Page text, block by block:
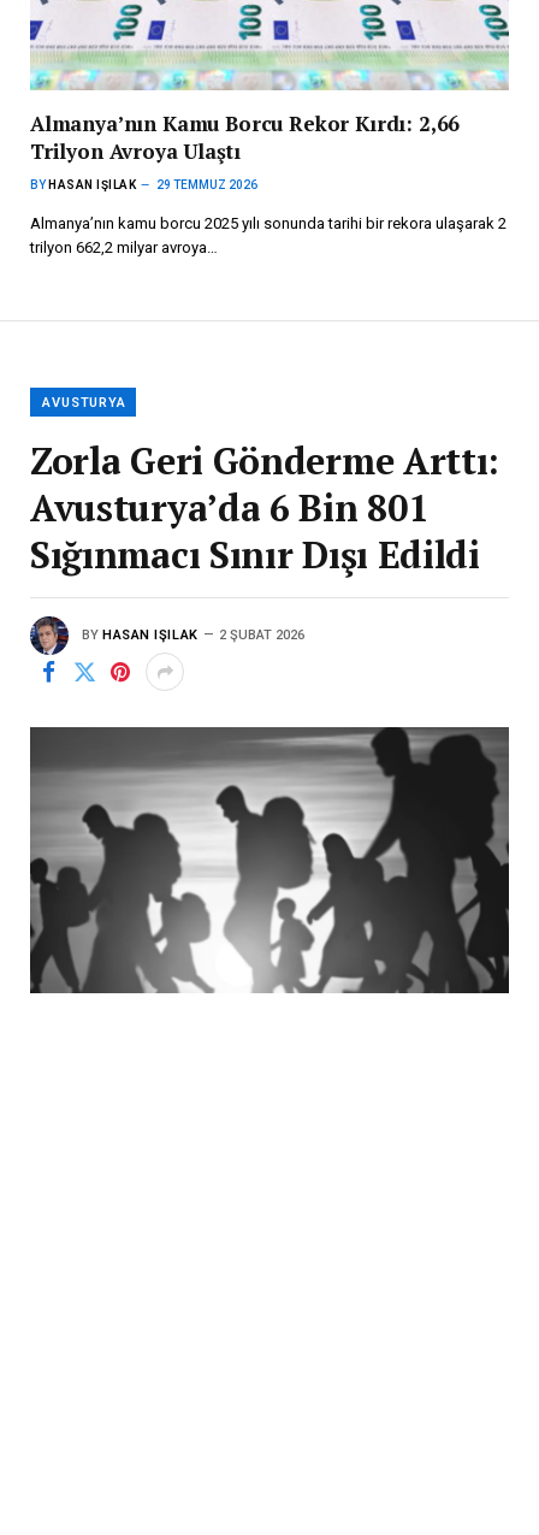
Almanya’nın Kamu Borcu Rekor Kırdı: 2,66
Trilyon Avroya Ulaştı
BY HASAN IŞILAK 29 TEMMUZ 2026
Almanya’nın kamu borcu 2025 yılı sonunda tarihi bir rekora ulaşarak 2
trilyon 662,2 milyar avroya…
AVUSTURYA
Zorla Geri Gönderme Arttı:
Avusturya’da 6 Bin 801
Sığınmacı Sınır Dışı Edildi
BY HASAN IŞILAK 2 ŞUBAT 2026